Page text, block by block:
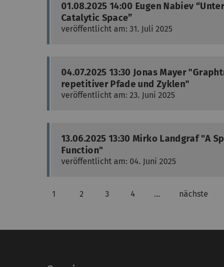
01.08.2025 14:00 Eugen Nabiev
Catalytic Space”
veröffentlicht am: 31. Juli 2025
04.07.2025 13:30 Jonas Mayer
repetitiver Pfade und Zyklen"
veröffentlicht am: 23. Juni 2025
13.06.2025 13:30 Mirko Landgraf "A
Function"
veröffentlicht am: 04. Juni 2025
1 2 3 4 … nächste